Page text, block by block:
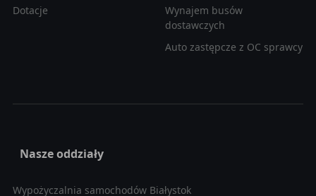
Dotacje
Wynajem busów
dostawczych
Auto zastępcze z OC sprawcy
Nasze oddziały
Wypożyczalnia samochodów Białystok